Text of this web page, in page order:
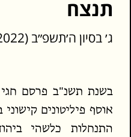
תנצח
ג׳ בסיון ה׳תשפ״ב (02.06.2022)
בשנת תשנ"ב פרסם
אוסף פיליטונים
התנחלות כלשהי